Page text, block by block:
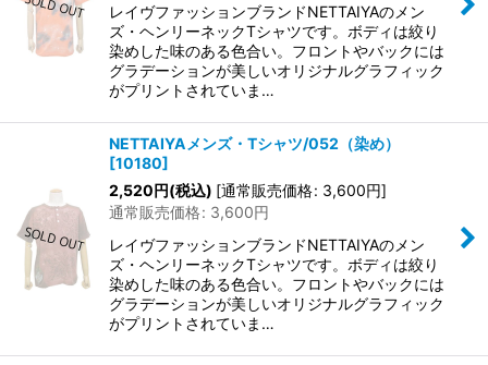
レイヴファッションブランドNETTAIYAのメン
ズ・ヘンリーネックTシャツです。ボディは絞り
染めした味のある色合い。フロントやバックには
グラデーションが美しいオリジナルグラフィック
がプリントされていま…
NETTAIYAメンズ・Tシャツ/052（染め）
[10180]
2,520円(税込) [通常販売価格: 3,600円]
通常販売価格: 3,600円
レイヴファッションブランドNETTAIYAのメン
ズ・ヘンリーネックTシャツです。ボディは絞り
染めした味のある色合い。フロントやバックには
グラデーションが美しいオリジナルグラフィック
がプリントされていま…